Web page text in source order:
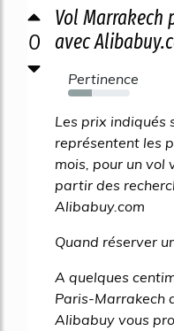
0
Vol Marrakech
avec
Pertinence
39%
Les prix indiqués
représentent les
mois, pour un vol
partir des
Alibabuy.com
Quand réserver
A quelques
Paris-Marrakech
Alibabuy vous